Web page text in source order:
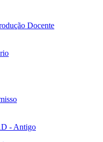
Docente
- Antigo